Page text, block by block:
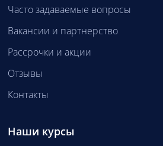
Часто задаваемые вопросы
Вакансии и партнерство
Рассрочки и акции
Отзывы
Контакты
Наши курсы